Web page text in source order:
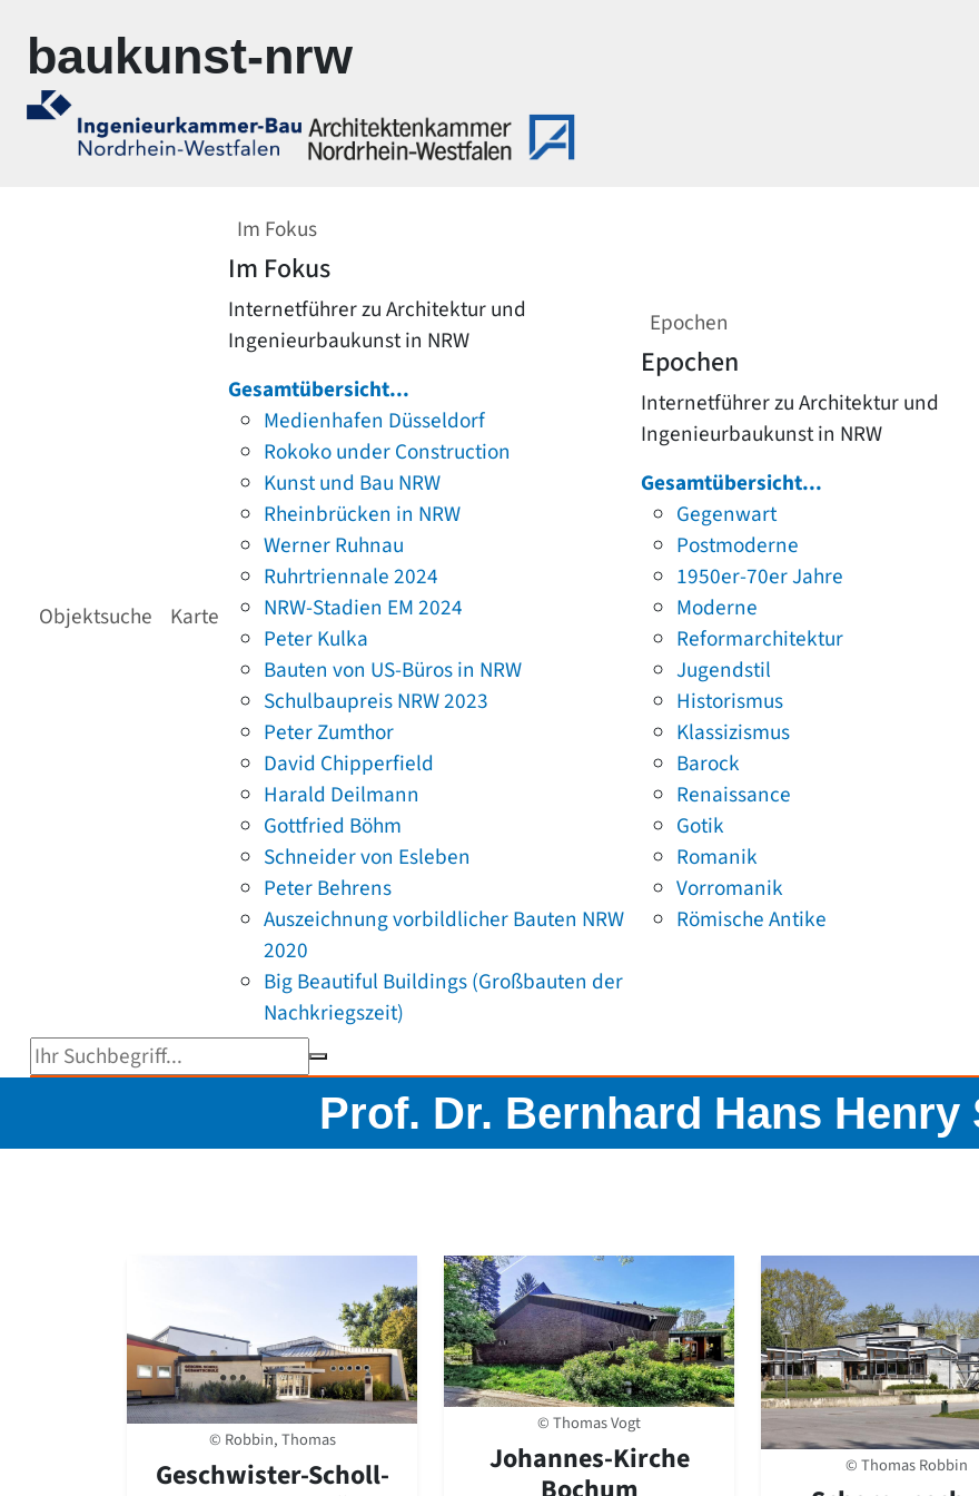
baukunst-nrw
Objektsuche Karte
Im Fokus
Im Fokus
Internetführer zu Architektur und
Ingenieurbaukunst in NRW
Gesamtübersicht...
Medienhafen Düsseldorf
Rokoko under Construction
Kunst und Bau NRW
Rheinbrücken in NRW
Werner Ruhnau
Ruhrtriennale 2024
NRW-Stadien EM 2024
Peter Kulka
Bauten von US-Büros in NRW
Schulbaupreis NRW 2023
Peter Zumthor
David Chipperfield
Harald Deilmann
Gottfried Böhm
Schneider von Esleben
Peter Behrens
Auszeichnung vorbildlicher Bauten NRW
2020
Big Beautiful Buildings (Großbauten der
Nachkriegszeit)
Epochen
Epochen
Internetführer zu Architektur und
Ingenieurbaukunst in NRW
Gesamtübersicht...
Gegenwart
Postmoderne
1950er-70er Jahre
Moderne
Reformarchitektur
Jugendstil
Historismus
Klassizismus
Barock
Renaissance
Gotik
Romanik
Vorromanik
Römische Antike
Suchbegriff eingeben
Prof. Dr. Bernhard Hans Henry
© Robbin, Thomas
Geschwister-Scholl-
© Thomas Vogt
Johannes-Kirche
© Thomas Robbin